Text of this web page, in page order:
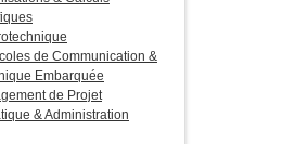
de Communication &
Embarquée
de Projet
& Administration